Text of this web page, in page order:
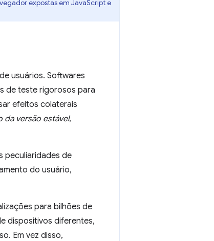
expostas em JavaScript e
usuários. Softwares
de teste rigorosos para
efeitos colaterais
da versão estável,
peculiaridades de
do usuário,
para bilhões de
dispositivos diferentes,
Em vez disso,